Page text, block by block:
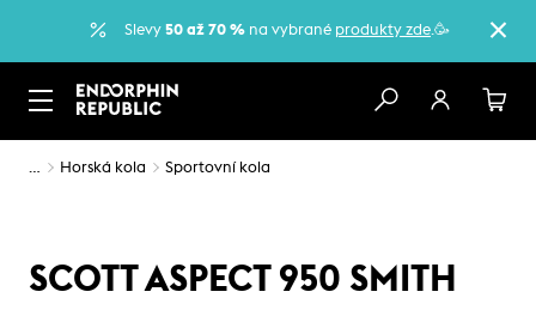
Slevy 50 až 70 % na vybrané produkty zde.🥳
… Horská kola Sportovní kola
SCOTT ASPECT 950 SMITH